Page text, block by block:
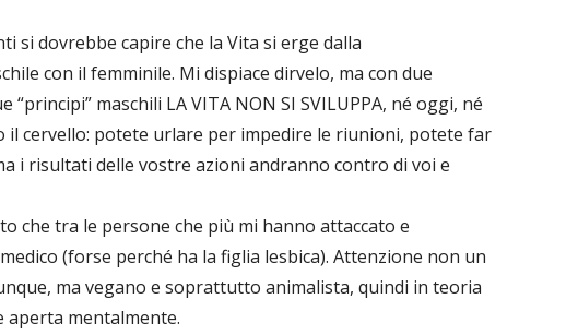
si dovrebbe capire che la Vita si erge dalla
con il femminile. Mi dispiace dirvelo, ma con due
“principi” maschili LA VITA NON SI SVILUPPA, né oggi, né
il cervello: potete urlare per impedire le riunioni, potete far
i risultati delle vostre azioni andranno contro di voi e
che tra le persone che più mi hanno attaccato e
(forse perché ha la figlia lesbica). Attenzione non un
ma vegano e soprattutto animalista, quindi in teoria
aperta mentalmente.